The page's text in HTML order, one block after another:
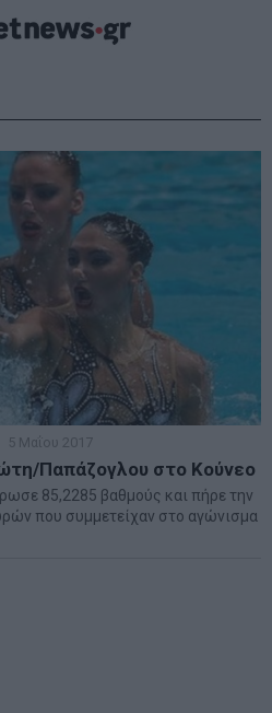
5 Μαΐου 2017
Παπάζογλου στο Κούνεο
85,2285 βαθμούς και πήρε την
που συμμετείχαν στο αγώνισμα